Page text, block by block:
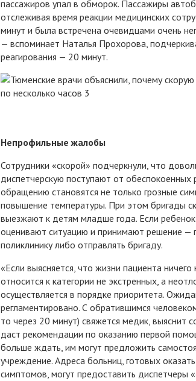
пассажиров упал в обморок. Пассажиры
отслеживая время реакции медицинских
минут и была встречена очевидцами очень
— вспоминает Наталья Прохорова,
реагирования — 20 минут.
Непрофильные жалобы
Сотрудники «скорой» подчеркнули, что
диспетчерскую поступают от
обращению становятся не только грозные
повышение температуры. При этом бригады
выезжают к детям младше года. Если
оценивают ситуацию и принимают решение —
поликлинику либо отправлять бригаду.
«Если выясняется, что жизни пациента
относится к категории не экстренных, а
осуществляется в порядке приоритета.
регламентировано. С обратившимся
то через 20 минут) свяжется медик, выяснит
даст рекомендации по оказанию первой
больше ждать, им могут предложить
учреждение. Адреса больниц, готовых
симптомов, могут предоставить диспетчеры